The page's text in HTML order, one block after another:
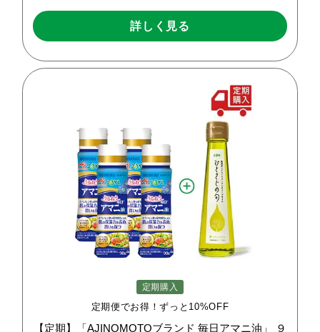
詳しく見る
定期購入
定期便でお得！ずっと10%OFF
【定期】「AJINOMOTOブランド 毎日アマニ油」
９